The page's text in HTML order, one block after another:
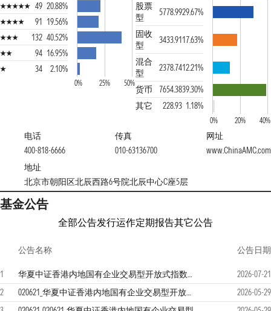
49 20.88%
91 19.56%
132 40.52%
94 16.95%
34
2.10%
0% 25% 50%
股票
型
5778.9929.67%
固收
型
3433.9117.63%
混合
型
2378.7412.21%
货币
7654.3839.30%
其它
228.93 1.18%
0% 20% 40%
电话
400-818-6666
传真
010-63136700
网址
www.ChinaAMC.com
地址
北京市朝阳区北辰西路6号院北辰中心C座5层
基金公告
全部公告发行运作定期报告其它公告
公告名称 公告日期
1 华夏中证香港内地国有企业交易型开放式指数证券投资基金发起式联接基金（QDII）2026年第二季度报告
2026-07-21
2
020621_华夏中证香港内地国有企业交易型开放式指数证券投资基金发起式联接基金（QDII）招募说明书更新（2026年5月29日公告）
2026-05-29